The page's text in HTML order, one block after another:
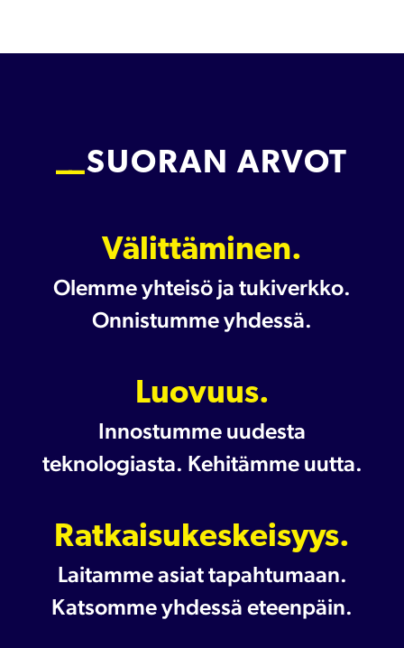
SUORAN ARVOT
Välittäminen.
Olemme yhteisö ja tukiverkko.
Onnistumme yhdessä.
Luovuus.
Innostumme uudesta
teknologiasta. Kehitämme uutta.
Ratkaisukeskeisyys.
Laitamme asiat tapahtumaan.
Katsomme yhdessä eteenpäin.